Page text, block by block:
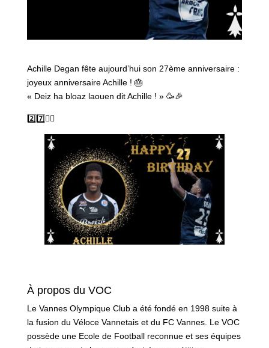
Achille Degan fête aujourd’hui son 27ème anniversaire :
joyeux anniversaire Achille ! 🎂
« Deiz ha bloaz laouen dit Achille ! » 🥳🎉
2️⃣7️⃣✌🏽
À propos du VOC
Le Vannes Olympique Club a été fondé en 1998 suite à
la fusion du Véloce Vannetais et du FC Vannes. Le VOC
possède une Ecole de Football reconnue et ses équipes